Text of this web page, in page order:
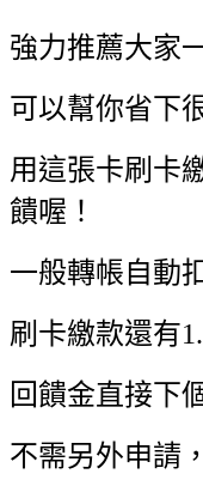
強力推薦大家
可以幫你省下
用這張卡刷卡
饋喔！
一般轉帳自動
刷卡繳款還有
回饋金直接下
不需另外申請